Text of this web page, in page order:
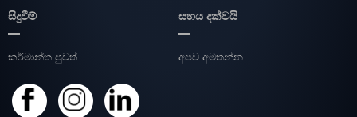
සිදුවීම්
කර්මාන්ත පුවත්
සහය දක්වයි
අපව අමතන්න